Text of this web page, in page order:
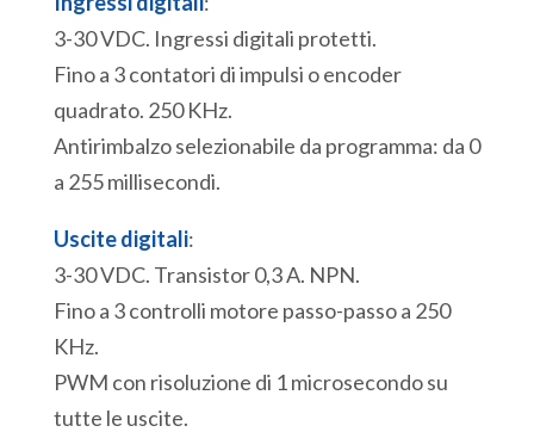
3-30 VDC. Ingressi digitali protetti.
Fino a 3 contatori di impulsi o encoder
quadrato. 250 KHz.
Antirimbalzo selezionabile da programma: da 0
a 255 millisecondi.
Uscite digitali:
3-30 VDC. Transistor 0,3 A. NPN.
Fino a 3 controlli motore passo-passo a 250
KHz.
PWM con risoluzione di 1 microsecondo su
tutte le uscite.